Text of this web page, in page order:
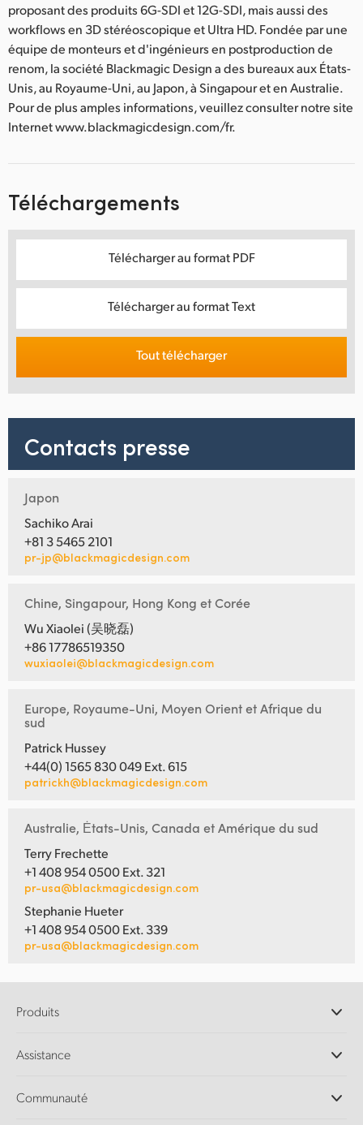
proposant des produits 6G-SDI et 12G-SDI, mais aussi des
workflows en 3D stéréoscopique et Ultra HD. Fondée par une
équipe de monteurs et d'ingénieurs en postproduction de
renom, la société Blackmagic Design a des bureaux aux États-
Unis, au Royaume-Uni, au Japon, à Singapour et en Australie.
Pour de plus amples informations, veuillez consulter notre site
Internet www.blackmagicdesign.com/fr.
Téléchargements
Télécharger au format PDF
Télécharger au format Text
Tout télécharger
Contacts presse
Japon
Sachiko Arai
+81 3 5465 2101
pr-jp@blackmagicdesign.com
Chine, Singapour, Hong Kong et Corée
Wu Xiaolei (吴晓磊)
+86 17786519350
wuxiaolei@blackmagicdesign.com
Europe, Royaume-Uni, Moyen Orient et Afrique du
sud
Patrick Hussey
+44(0) 1565 830 049 Ext. 615
patrickh@blackmagicdesign.com
Australie, Ėtats-Unis, Canada et Amérique du sud
Terry Frechette
+1 408 954 0500 Ext. 321
pr-usa@blackmagicdesign.com
Stephanie Hueter
+1 408 954 0500 Ext. 339
pr-usa@blackmagicdesign.com
Produits
Logiciels DaVinci Resolve et Fusion
Ultimatte
Assistance
Centre d'assistance technique
Communauté